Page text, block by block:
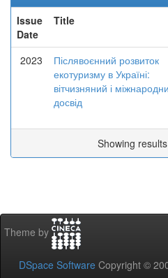
Issue
Date
Title
2023
Післявоєнний розвиток
екотуризму в Україні:
вітчизняний і
досвід
Showing
Theme by
DSpace Software Copyright ©